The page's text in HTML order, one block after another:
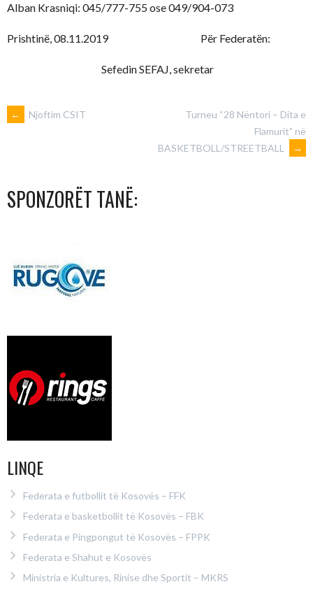
Alban Krasniqi: 045/777-755 ose 049/904-073
Prishtinë, 08.11.2019 Për Federatën:
Sefedin SEFAJ, sekretar
POST
← Njoftim CSIT
Turneu “28 Nëntori – Dita e
Flamurit” në
BASKETBOLL/STREETBALL
→
SPONZORËT TANË:
LINQE
Federata e futbollit të Kosovës – FFK
Federata e basketbollit të Kosovës – FBK
Federata e Pingpongut të Kosovës – FPPK
Federata e Shahut e Kosovës
Ministria e Kultures, Rinise dhe Sportit – MKRS